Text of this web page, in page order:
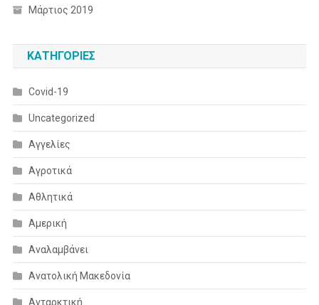
Μάρτιος 2019
KΑΤΗΓΟΡΊΕΣ
Covid-19
Uncategorized
Αγγελίες
Αγροτικά
Αθλητικά
Αμερική
Αναλαμβάνει
Ανατολική Μακεδονία
Ανταρκτική